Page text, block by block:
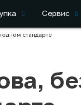
Сервис
одном стандарте